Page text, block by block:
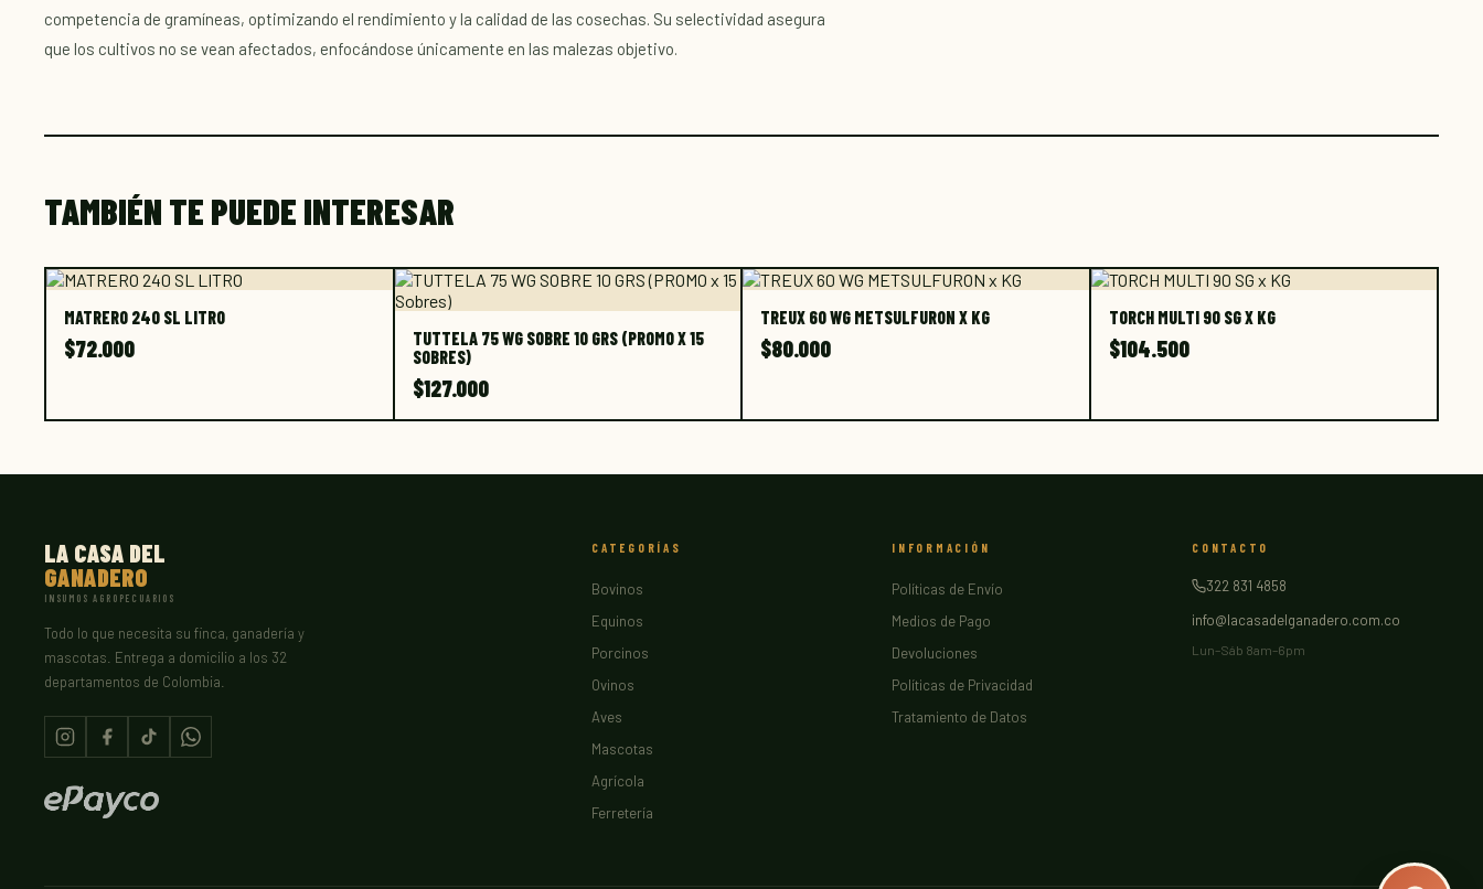
competencia de gramíneas, optimizando el rendimiento y la calidad de las cosechas. Su selectividad asegura
que los cultivos no se vean afectados, enfocándose únicamente en las malezas objetivo.
TAMBIÉN TE PUEDE INTERESAR
MATRERO 240 SL LITRO
$72.000
TUTTELA 75 WG SOBRE 10 GRS (PROMO X 15
SOBRES)
$127.000
TREUX 60 WG METSULFURON X KG
$80.000
TORCH MULTI 90 SG X KG
$104.500
LA CASA DEL
GANADERO
INSUMOS AGROPECUARIOS
Todo lo que necesita su finca, ganadería y
mascotas. Entrega a domicilio a los 32
departamentos de Colombia.
CATEGORÍAS
Bovinos
Equinos
Porcinos
Ovinos
Aves
Mascotas
Agrícola
Ferretería
INFORMACIÓN
Políticas de Envío
Medios de Pago
Devoluciones
Políticas de Privacidad
Tratamiento de Datos
CONTACTO
322 831 4858
info@lacasadelganadero.com.co
Lun–Sáb 8am–6pm
En línea · Te responde al instante